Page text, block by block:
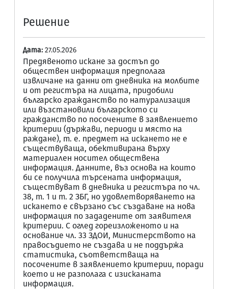
Решение
Дата: 27.05.2026
Предявеното искане за достъп до
обществен информация предполага
извличане на данни от дневника на молбите
и от регистъра на лицата, придобили
българско гражданство по натурализация
или възстановили българското си
гражданство по посочените в заявлението
критерии (държави, периоди и място на
раждане), т. е. предмет на искането не е
съществуваща, обективирана върху
материален носител обществена
информация. Данните, въз основа на които
би се получила търсената информация,
съществуват в дневника и регистъра по чл.
38, т. 1 и т. 2 ЗБГ, но удовлетворяването на
искането е свързано със създаване на нова
информация по зададените от заявителя
критерии. С оглед гореизложеното и на
основание чл. 33 ЗДОИ, Министерството на
правосъдието не създава и не поддържа
статистика, съответстваща на
посочените в заявлението критерии, поради
което и не разполага с изисканата
информация.